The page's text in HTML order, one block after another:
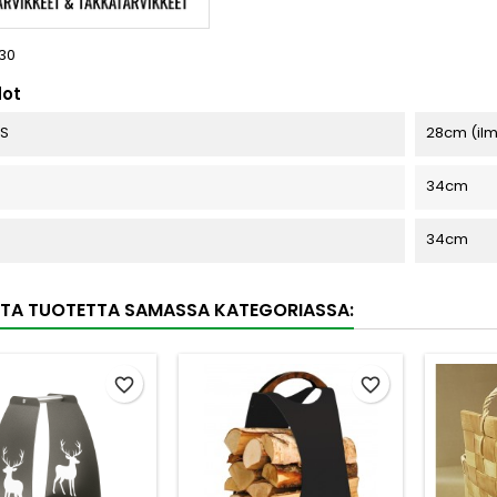
28cm
34cm
34cm
TUOTETTA SAMASSA KATEGORIASSA:
favorite_border favorite_border